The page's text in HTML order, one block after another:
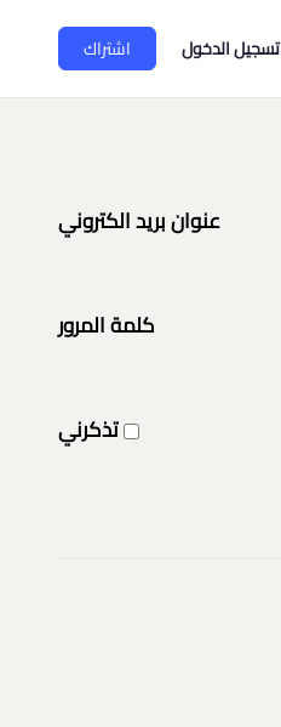
تسجيل الدخول اشتراك
عنوان بريد الكتروني
كلمة المرور
تذكرني